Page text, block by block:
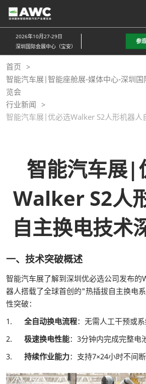
直
接
跳
至
内
容
2026年10月27-29日
深圳国际会展中心（宝安）
参
首页
智能汽车展|智能座舱展-媒体中心-深圳
览会
行业新闻
智能汽车展|优必选Walker S2人形机器人
智能汽车展|
Walker S2人
自主换电技术
一、技术突破概述
智能汽车展了解到深圳优必选公司发布的
器人搭载了全球首创的"热插拔自主换电
性突破：
1. 全自动换电流程：无需人工干预或
2. 极速换电性能：3分钟内完成完整电
3. 持续作业能力：支持7×24小时不间